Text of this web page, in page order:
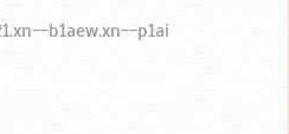
b1aew.xn--p1ai